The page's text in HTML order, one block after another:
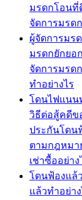
มรดกโอนที่
จัดการมรด
ผู้จัดการมร
มรดกยักยอ
จัดการมรด
ทำอย่างไร
โดนไฟแนน
วิธีต่อสู้คดีข
ประกันโดน
ตามกฎหมา
เช่าซื้ออย่าง
โดนฟ้องแล้
แล้วทำอย่า